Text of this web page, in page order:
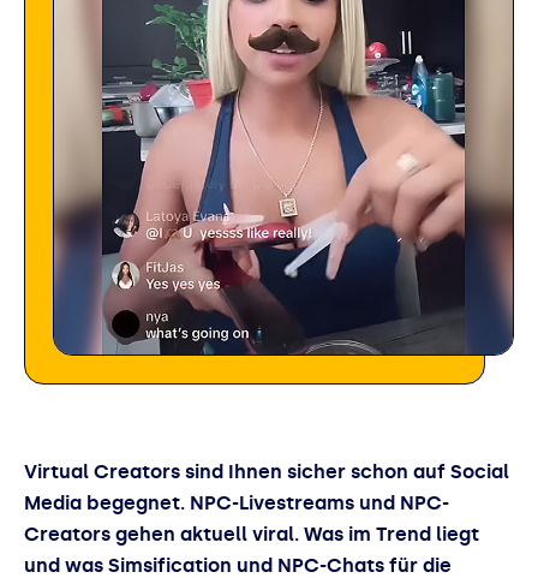
Virtual Creators sind Ihnen sicher schon auf Social
Media begegnet. NPC-Livestreams und NPC-
Creators gehen aktuell viral. Was im Trend liegt
und was Simsification und NPC-Chats für die